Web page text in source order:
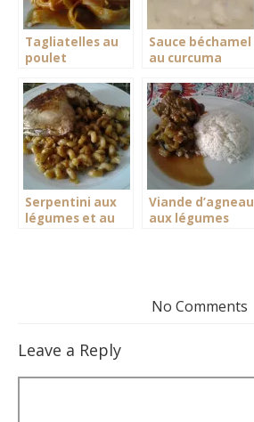
Tagliatelles au
poulet
Sauce béchamel
au curcuma
Serpentini aux
légumes et au
Viande d’agneau
aux légumes
No Comments
Leave a Reply